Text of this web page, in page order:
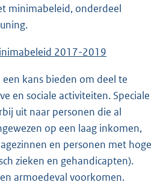
minimabeleid, onderdeel
201 7-2019
kans bieden om deel te
en sociale activiteiten. Speciale
uit naar personen die al
op een laag inkomen,
en personen met hoge
zieken en gehandicapten).
armoedeval voorkomen.